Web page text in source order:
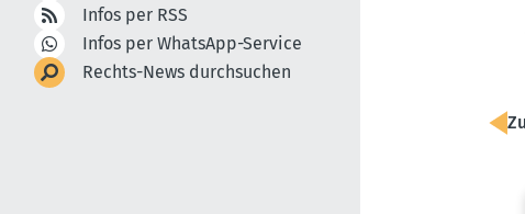
Infos per RSS
Infos per WhatsApp-Service
Rechts-News durchsuchen